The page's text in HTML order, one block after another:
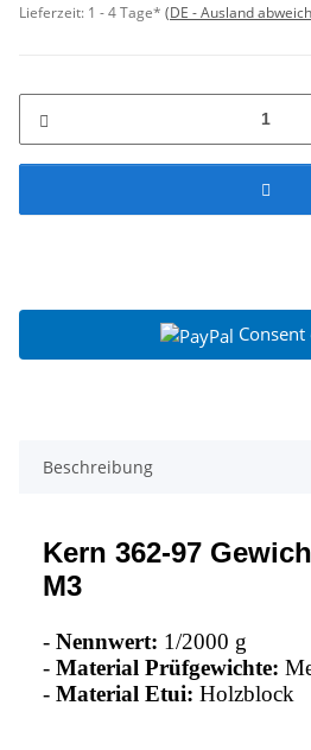
Lieferzeit: 1 - 4 Tage* (DE - Ausland
Beschreibung
Kern 362-97
M3
- Nennwert: 1/2000 g
- Material Prüfgewichte:
- Material Etui: Holzblock